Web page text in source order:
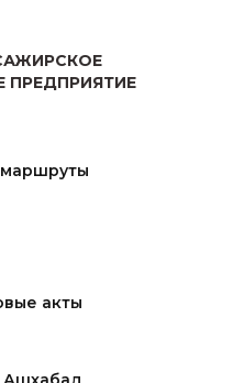
ПРЕДПРИЯТИЕ
акты